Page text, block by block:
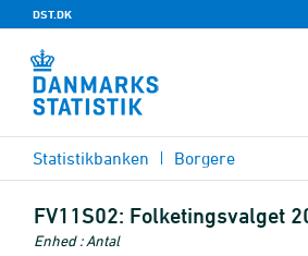
DST.DK
Statistikbanken Borgere
FV11S02: Folketingsvalget
Enhed : Antal